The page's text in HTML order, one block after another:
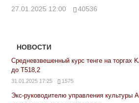
27.01.2025 12:00 40536
НОВОСТИ
Средневзвешенный курс тенге на торгах
до Т518,2
31.01.2025 17:25 1575
Экс-руководителю управления культуры